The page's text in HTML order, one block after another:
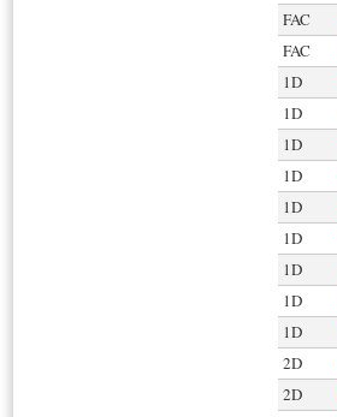
FAC
FAC
1D
1D
1D
1D
1D
1D
1D
1D
1D
2D
2D